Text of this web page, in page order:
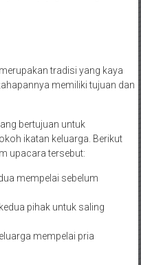
tradisi yang kaya
memiliki tujuan dan
bertujuan untuk
ikatan keluarga. Berikut
upacara tersebut:
mempelai sebelum
pihak untuk saling
mempelai pria